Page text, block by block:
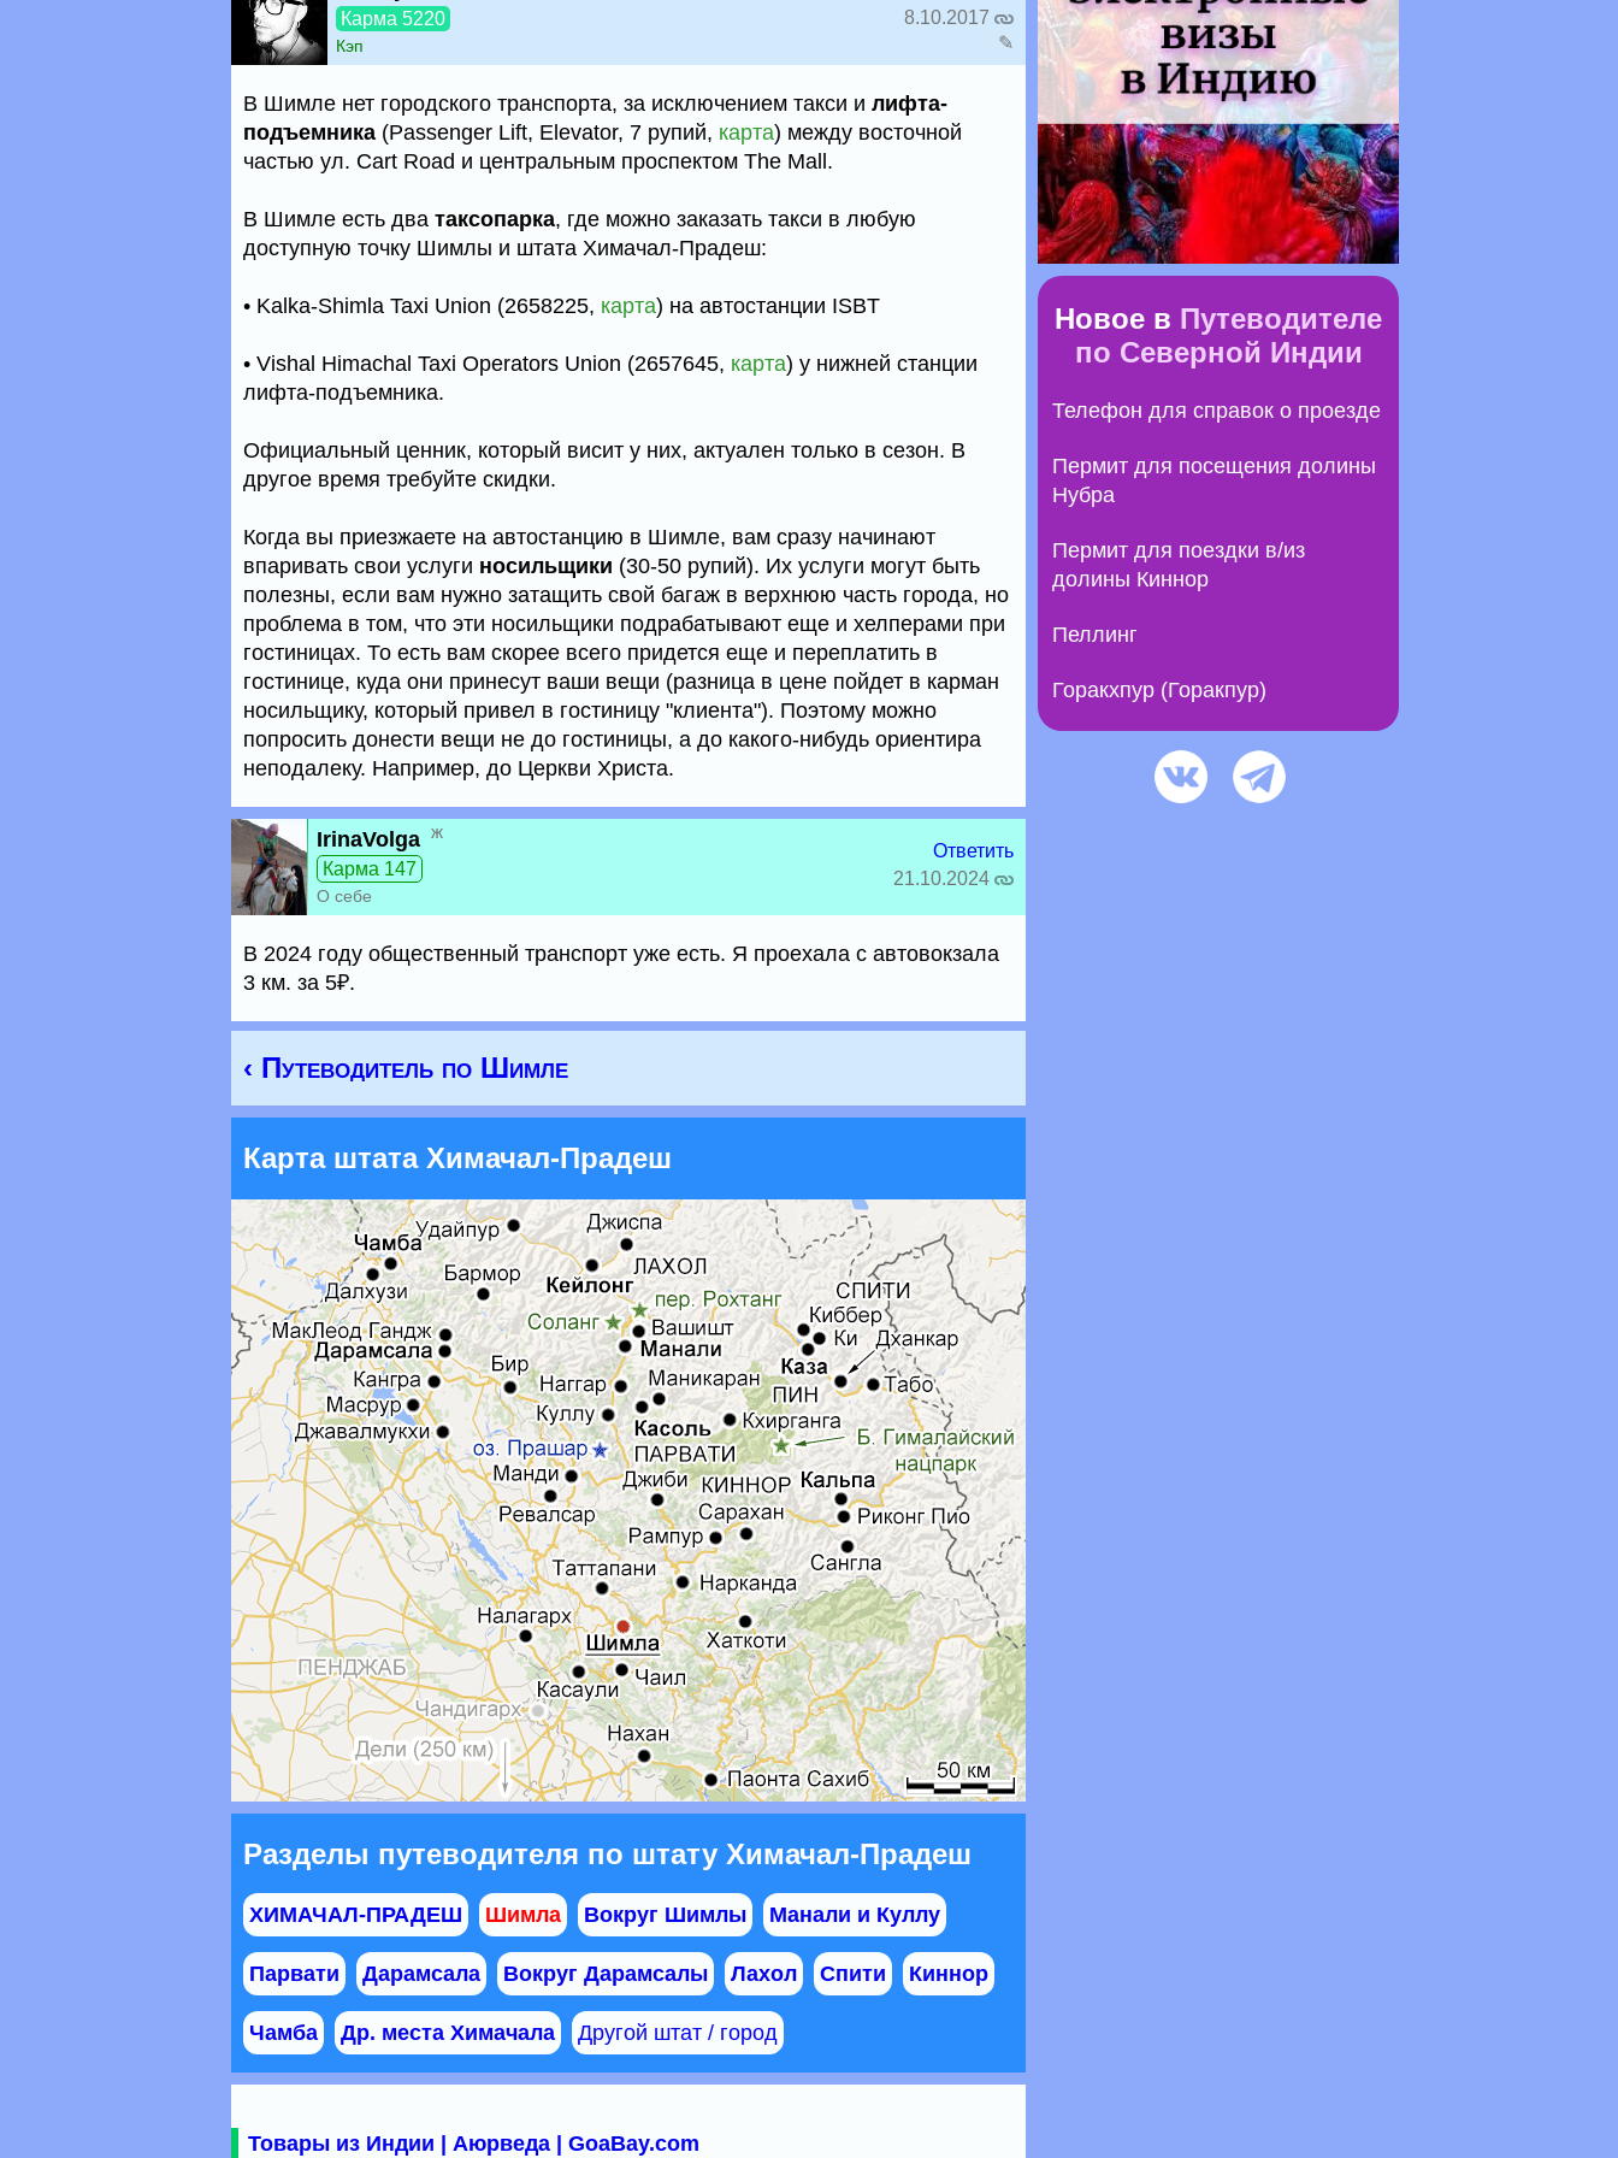
Карма 5220
Кэп
8.10.2017
✎
В Шимле нет городского транспорта, за исключением такси и лифта-
подъемника (Passenger Lift, Elevator, 7 рупий, карта) между восточной
частью ул. Cart Road и центральным проспектом The Mall.
В Шимле есть два таксопарка, где можно заказать такси в любую
доступную точку Шимлы и штата Химачал-Прадеш:
• Kalka-Shimla Taxi Union (2658225, карта) на автостанции ISBT
• Vishal Himachal Taxi Operators Union (2657645, карта) у нижней станции
лифта-подъемника.
Официальный ценник, который висит у них, актуален только в сезон. В
другое время требуйте скидки.
Когда вы приезжаете на автостанцию в Шимле, вам сразу начинают
впаривать свои услуги носильщики (30-50 рупий). Их услуги могут быть
полезны, если вам нужно затащить свой багаж в верхнюю часть города, но
проблема в том, что эти носильщики подрабатывают еще и хелперами при
гостиницах. То есть вам скорее всего придется еще и переплатить в
гостинице, куда они принесут ваши вещи (разница в цене пойдет в карман
носильщику, который привел в гостиницу "клиента"). Поэтому можно
попросить донести вещи не до гостиницы, а до какого-нибудь ориентира
неподалеку. Например, до Церкви Христа.
IrinaVolga ж
Карма 147
О себе
Ответить
21.10.2024
В 2024 году общественный транспорт уже есть. Я проехала с автовокзала
3 км. за 5₽.
‹ Путеводитель по Шимле
Карта штата Химачал-Прадеш
Разделы путеводителя по штату Химачал-Прадеш
ХИМАЧАЛ-ПРАДЕШ Шимла Вокруг Шимлы Манали и Куллу
Парвати Дарамсала Вокруг Дарамсалы Лахол Спити Киннор
Чамба Др. места Химачала Другой штат / город
Товары из Индии | Аюрведа | GoaBay.com
Новое в Путеводителе
по Северной Индии
Телефон для справок о проезде
Пермит для посещения долины
Нубра
Пермит для поездки в/из
долины Киннор
Пеллинг
Горакхпур (Горакпур)